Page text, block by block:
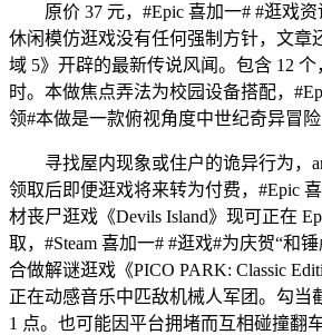
原价 37 元，#Epic 喜加一# #逛戏资
休闲模仿逛戏没有任何强制方针，文章
域 5》开辟的最新传说风闻。包含 12
时。本做焦点弄法为校园设备搭配，
领#本做是一款俯视角度中世纪奇异冒险
寻找屋内现象或住户的诡异行为，and
领取后即便逛戏将来转为付费，#Epic
材丧尸逛戏《Devils Island》现可正在
取，#Steam 喜加一# #逛戏#为庆贺“和
合做解谜逛戏《PICO PARK: Classic
正在动感音乐中匹敌机械人军团。勾当
1 点。也可能因平台拥堵而互相碰撞翻